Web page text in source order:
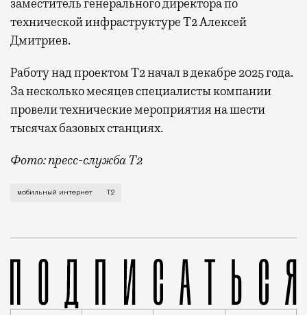
заместитель генерального директора по
технической инфраструктуре Т2 Алексей
Дмитриев.
Работу над проектом Т2 начал в декабре 2025 года.
За несколько месяцев специалисты компании
провели технические мероприятия на шести
тысячах базовых станциях.
Фото: пресс-служба Т2
Мобильный оператор Т2 завершил работы по
мобильный интернет Т2